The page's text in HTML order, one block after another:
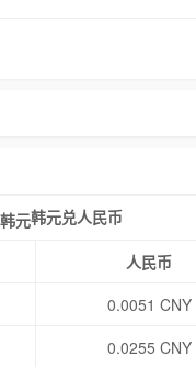
韩元兑人民币
人民币
0.0051 CNY
0.0255 CNY